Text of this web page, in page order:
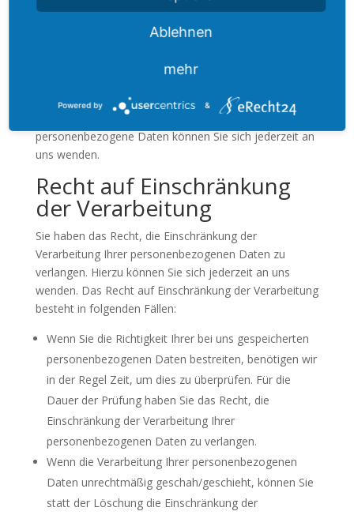
Sie haben im Rahmen der geltenden gesetzlichen
Bestimmungen jederzeit das Recht auf unentgeltliche
Daten, deren Herkunft und Empfänger und den Zweck
Berichtigung oder Löschung dieser Daten. Hierzu
sowie zu weiteren Fragen zum Thema
personenbezogene Daten können Sie sich jederzeit an
uns wenden.
Recht auf Einschränkung
der Verarbeitung
Sie haben das Recht, die Einschränkung der
Verarbeitung Ihrer personenbezogenen Daten zu
verlangen. Hierzu können Sie sich jederzeit an uns
wenden. Das Recht auf Einschränkung der Verarbeitung
besteht in folgenden Fällen:
Wenn Sie die Richtigkeit Ihrer bei uns gespeicherten
personenbezogenen Daten bestreiten, benötigen wir
in der Regel Zeit, um dies zu überprüfen. Für die
Dauer der Prüfung haben Sie das Recht, die
Einschränkung der Verarbeitung Ihrer
personenbezogenen Daten zu verlangen.
Wenn die Verarbeitung Ihrer personenbezogenen
Daten unrechtmäßig geschah/geschieht, können Sie
statt der Löschung die Einschränkung der
Ablehnen
mehr
Powered by &